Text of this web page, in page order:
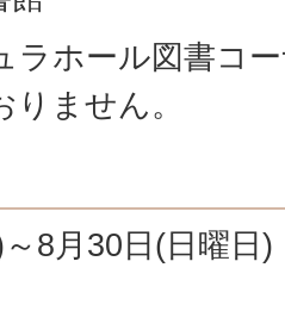
ホール図書コ
ません。
8月30日(日曜日)